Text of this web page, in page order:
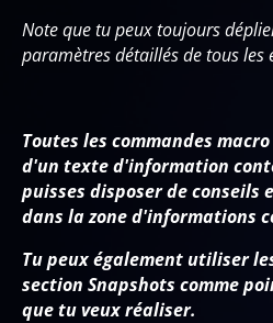
Note que tu peux toujours
paramètres détaillés de tous les
Toutes les commandes
d'un texte d'information
puisses disposer de
dans la zone d'informations
Tu peux également utiliser
section Snapshots comme
que tu veux réaliser.